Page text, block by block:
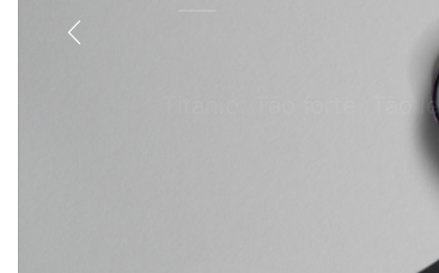
Titânio. Tão forte. Tão